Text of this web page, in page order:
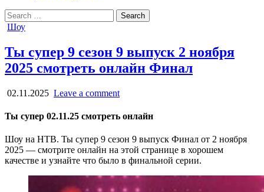
Search
for:
Posted
Шоу
Ты супер 9 сезон 9 выпуск 2 ноября
2025 смотреть онлайн Финал
02.11.2025 Leave a comment
Ты супер 02.11.25 смотреть онлайн
Шоу на НТВ. Ты супер 9 сезон 9 выпуск Финал от 2 ноября
2025 — смотрите онлайн на этой странице в хорошем
качестве и узнайте что было в финальной серии.